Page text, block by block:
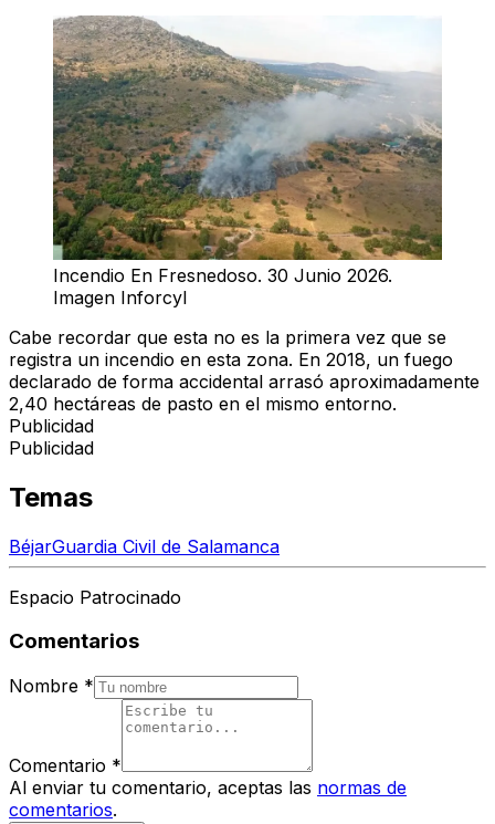
Incendio En Fresnedoso. 30 Junio 2026.
Imagen Inforcyl
Cabe recordar que esta no es la primera vez que se
registra un incendio en esta zona. En 2018, un fuego
declarado de forma accidental arrasó aproximadamente
2,40 hectáreas de pasto en el mismo entorno.
Publicidad
Publicidad
Temas
BéjarGuardia Civil de Salamanca
Espacio Patrocinado
Comentarios
Nombre *
Comentario *
Al enviar tu comentario, aceptas las normas de
comentarios.